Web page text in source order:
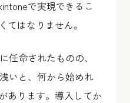
で実現できるこ
てはなりません。
任命されたものの、
いと、何から始めれ
あります。導入してか